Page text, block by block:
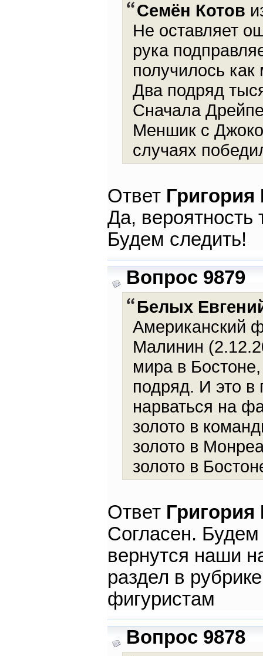
Семён Котов
Не оставляет
рука
получилось
Два подряд
Сначала
Меншик с
случаях
Ответ
Да, вероятность
Будем следить!
Вопрос 9879
Белых
Американский
Малинин
мира в
подряд. И это
нарваться на
золото в
золото в
золото в
Ответ
Согласен.
вернутся наши
раздел в
фигуристам
Вопрос 9878